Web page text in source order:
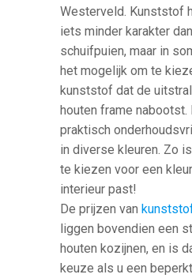
Westerveld. Kunststof
iets minder karakter
schuifpuien, maar in
het mogelijk om te
kunststof dat de
houten frame
praktisch
in diverse kleuren. Zo
te kiezen voor een
interieur past!
De prijzen van
liggen bovendien een
houten kozijnen, en is
keuze als u een